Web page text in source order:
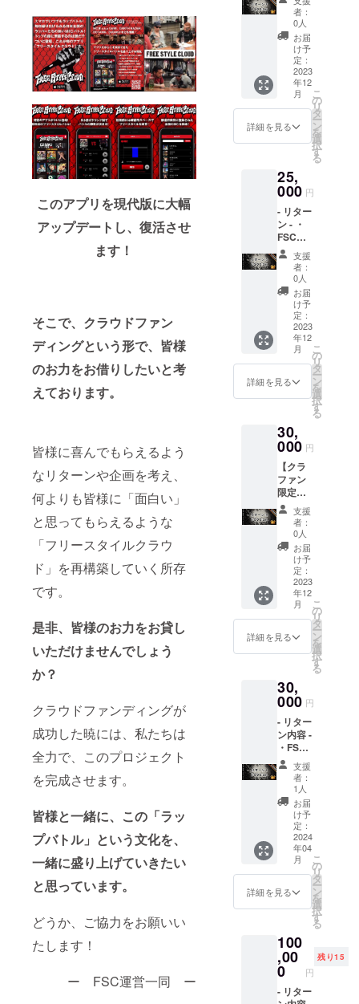
このアプリを現代版に大幅
アップデートし、復活させ
ます！
そこで、クラウドファン
ディングという形で、皆様
のお力をお借りしたいと考
えております。
皆様に喜んでもらえるよう
なリターンや企画を考え、
何よりも皆様に「面白い」
と思ってもらえるような
「フリースタイルクラウ
ド」を再構築していく所存
です。
是非、皆様のお力をお貸し
いただけませんでしょう
か？
クラウドファンディングが
成功した暁には、私たちは
全力で、このプロジェクト
を完成させます。
皆様と一緒に、この「ラッ
プバトル」という文化を、
一緒に盛り上げていきたい
と思っています。
どうか、ご協力をお願いい
たします！
ー FSC運営一同 ー
テンツ
と交換
した
り、バ
トルに
ベット
したり
できま
す。 ※
換金は
スパー
ティー
につい
て 開催
予定日:
2023年
4月頃開
催予定
場所:東
京都渋
谷区付
近を予
定して
いま
す。
スパー
ティー
ご招待
・限定
【オリ
ジナル
パー
カー】
白、
黒、グ
レー の
いずれ
・オリ
ジナル
ステッ
カー ・
お礼の
メッ
セージ -
リリー
スパー
ティー
につい
て 開催
予定日:
2023年
4月頃開
催予定
場所:東
定して
いま
す。
者：
0人
お届
け予
定：
2023
年12
月
詳細を見る
こ
の
リ
タ
ー
ン
を
選
択
す
る
25,
000 円
- リター
ン - ・
FSCリ
リース
パー
ティー
ご招待
・アプ
リ内協
賛ペー
ジお名
前又は
企業名
の表示
・フ
リース
クラウ
ド協賛
ページ
へお名
前又は
企業名
の表示
・オリ
ジナル
ステッ
カー ・
お礼の
メッ
セージ -
リリー
スパー
ティー
2023年
4月頃開
催予定
場所:東
京都渋
谷区付
近を予
定して
いま
す。
支援
者：
0人
お届
け予
定：
2023
年12
月
詳細を見る
こ
の
リ
タ
ー
ン
を
選
択
す
る
30,
000 円
【クラ
ファン
限定】 -
リター
ン内容 -
・FSC
リリー
スパー
ティー
ご招待
・アプ
リ内
レッド
マーク
※ アプ
リロー
に、
ユー
ザー
ネーム
横に表
示され
るFSC
公認
レッド
マーク
のリ
ターン
です。
※ クラ
ファン
協力者
にしか
マーク
ですの
で、こ
の機会
に是非
支援
者：
0人
お届
け予
定：
2023
年12
月
詳細を見る
こ
の
リ
タ
ー
ン
を
選
択
す
る
30,
000 円
- リター
ン内容 -
・FSC
リリー
スパー
ティー
ご招待
・アプ
リ内通
貨(ポイ
ント)
50000
円分 ・
運営か
らお礼
のメッ
をお送
り致し
ます。
※ポイン
トはア
支援
者：
1人
お届
け予
定：
2024
年04
月
詳細を見る
こ
の
リ
タ
ー
ン
を
選
択
す
る
100
,00
0 円
残り15
- リター